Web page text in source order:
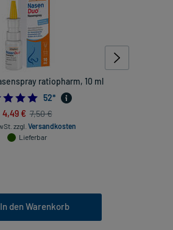
ratiopharm, 10 ml
4.788461538461538
52*
4,49 € 7,50 €
zzgl. Versandkosten
Lieferbar
In den Warenkorb